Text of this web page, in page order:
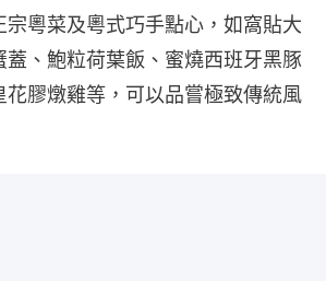
宗粵菜及粵式巧手點心，如窩貼大
、鮑粒荷葉飯、蜜燒西班牙黑豚
花膠燉雞等，可以品嘗極致傳統風